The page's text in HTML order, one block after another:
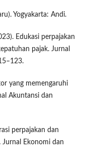
Yogyakarta: Andi.
Edukasi perpajakan
pajak. Jurnal
yang memengaruhi
Akuntansi dan
perpajakan dan
Ekonomi dan